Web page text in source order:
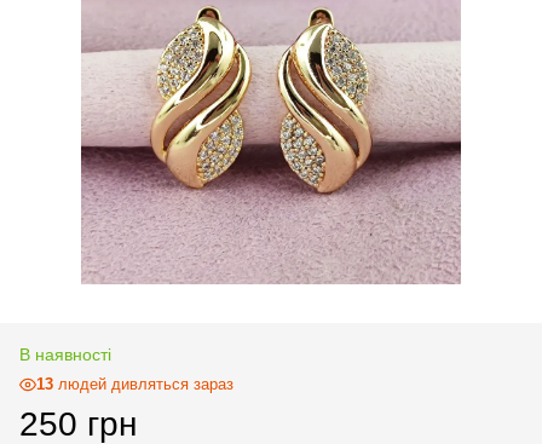
В наявності
13 людей дивляться зараз
250 грн